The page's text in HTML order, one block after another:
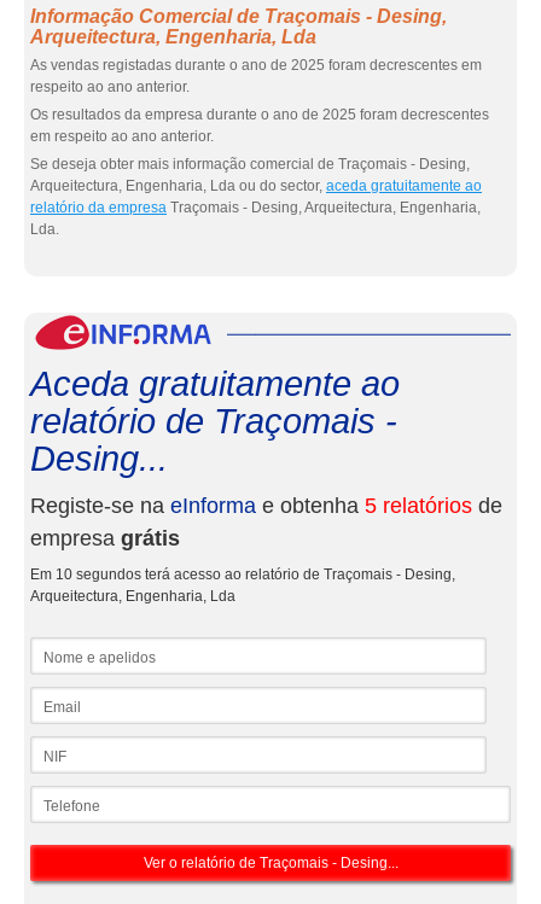
Informação Comercial de Traçomais - Desing,
Arqueitectura, Engenharia, Lda
As vendas registadas durante o ano de 2025 foram decrescentes em
respeito ao ano anterior.
Os resultados da empresa durante o ano de 2025 foram decrescentes
em respeito ao ano anterior.
Se deseja obter mais informação comercial de Traçomais - Desing,
Arqueitectura, Engenharia, Lda ou do sector, aceda gratuitamente ao
relatório da empresa Traçomais - Desing, Arqueitectura, Engenharia,
Lda.
Aceda gratuitamente ao
relatório de Traçomais -
Desing...
Registe-se na eInforma e obtenha 5 relatórios de
empresa grátis
Em 10 segundos terá acesso ao relatório de Traçomais - Desing,
Arqueitectura, Engenharia, Lda